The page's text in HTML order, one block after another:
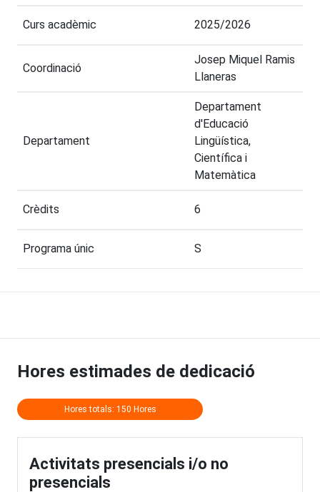
Curs acadèmic 2025/2026
Coordinació
Josep Miquel Ramis
Llaneras
Departament
Departament
d'Educació
Lingüística,
Científica i
Matemàtica
Crèdits 6
Programa únic S
Hores estimades de dedicació
Hores totals: 150 Hores
Activitats presencials i/o no
presencials